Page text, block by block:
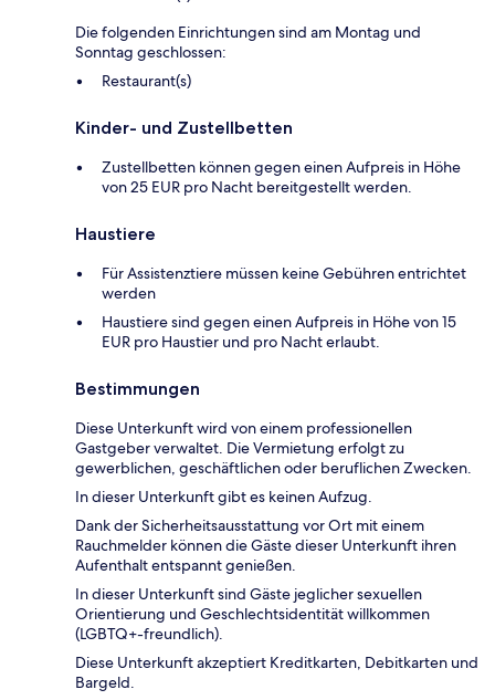
Die folgenden Einrichtungen sind am Montag und
Sonntag geschlossen:
Restaurant(s)
Kinder- und Zustellbetten
Zustellbetten können gegen einen Aufpreis in Höhe
von 25 EUR pro Nacht bereitgestellt werden.
Haustiere
Für Assistenztiere müssen keine Gebühren entrichtet
werden
Haustiere sind gegen einen Aufpreis in Höhe von 15
EUR pro Haustier und pro Nacht erlaubt.
Bestimmungen
Diese Unterkunft wird von einem professionellen
Gastgeber verwaltet. Die Vermietung erfolgt zu
gewerblichen, geschäftlichen oder beruflichen Zwecken.
In dieser Unterkunft gibt es keinen Aufzug.
Dank der Sicherheitsausstattung vor Ort mit einem
Rauchmelder können die Gäste dieser Unterkunft ihren
Aufenthalt entspannt genießen.
In dieser Unterkunft sind Gäste jeglicher sexuellen
Orientierung und Geschlechtsidentität willkommen
(LGBTQ+-freundlich).
Diese Unterkunft akzeptiert Kreditkarten, Debitkarten und
Bargeld.